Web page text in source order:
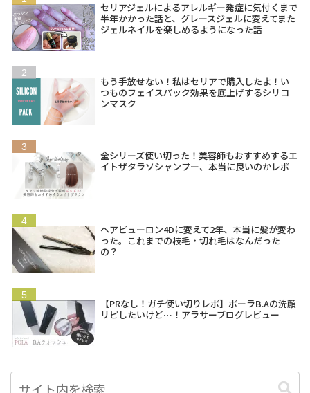
セリアジェルによるアレルギー発症に気付くまで
半年かかった話と、グレースジェルに変えてまた
ジェルネイルを楽しめるようになった話
もう手放せない！私はセリアで購入したよ！い
つものフェイスパック効果を底上げするシリコ
ンマスク
全シリーズ使い切った！美容師もおすすめするエ
イトザタラソシャンプー、本当に良いのかレポ
ヘアビューロン4Dに変えて2年、本当に髪が変わ
った。これまでの枝毛・切れ毛はなんだった
の？
【PRなし！ガチ使い切りレポ】ポーラB.Aの洗顔
リピしたいけど…！アラサーブログレビュー